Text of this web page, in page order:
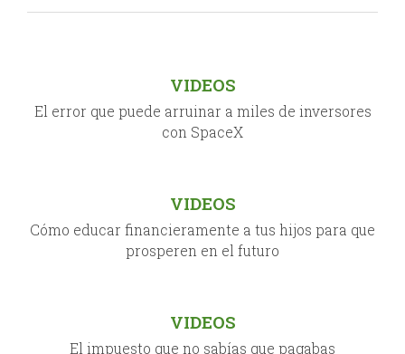
VIDEOS
El error que puede arruinar a miles de inversores
con SpaceX
VIDEOS
Cómo educar financieramente a tus hijos para que
prosperen en el futuro
VIDEOS
El impuesto que no sabías que pagabas